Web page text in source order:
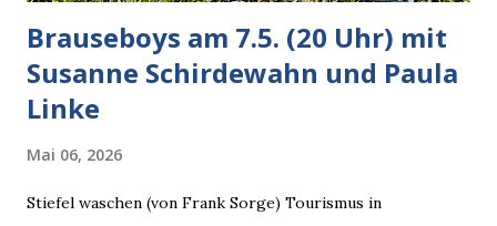
Brauseboys am 7.5. (20 Uhr) mit
Susanne Schirdewahn und Paula
Linke
Mai 06, 2026
Stiefel waschen (von Frank Sorge) Tourismus in